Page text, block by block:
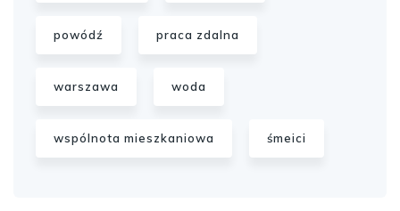
powódź praca zdalna
warszawa woda
wspólnota mieszkaniowa śmeici